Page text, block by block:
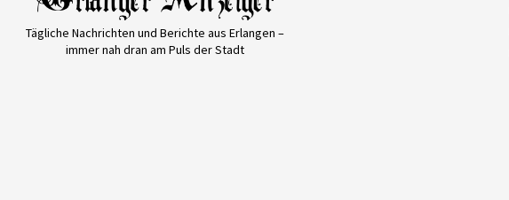
Tägliche Nachrichten und Berichte aus Erlangen –
immer nah dran am Puls der Stadt